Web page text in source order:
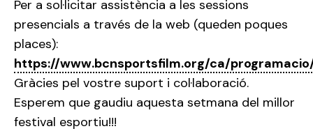
Per a sol·licitar assistència a les sessions
presencials a través de la web (queden poques
places):
https://www.bcnsportsfilm.org/ca/
Gràcies pel vostre suport i col·laboració.
Esperem que gaudiu aquesta setmana del millor
festival esportiu!!!